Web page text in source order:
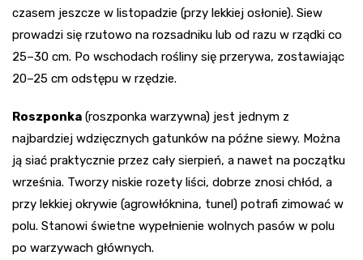
czasem jeszcze w listopadzie (przy lekkiej osłonie). Siew
prowadzi się rzutowo na rozsadniku lub od razu w rządki co
25–30 cm. Po wschodach rośliny się przerywa, zostawiając
20–25 cm odstępu w rzędzie.
Roszponka (roszponka warzywna) jest jednym z
najbardziej wdzięcznych gatunków na późne siewy. Można
ją siać praktycznie przez cały sierpień, a nawet na początku
września. Tworzy niskie rozety liści, dobrze znosi chłód, a
przy lekkiej okrywie (agrowłóknina, tunel) potrafi zimować w
polu. Stanowi świetne wypełnienie wolnych pasów w polu
po warzywach głównych.